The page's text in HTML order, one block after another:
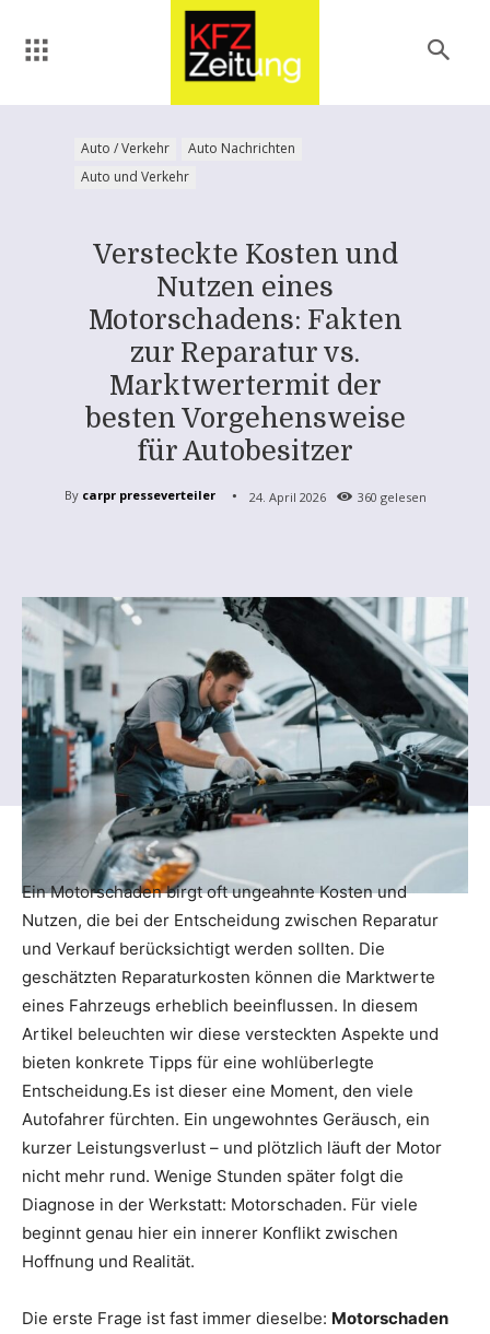
Auto / Verkehr
Auto Nachrichten
Auto und Verkehr
Versteckte Kosten und
Nutzen eines
Motorschadens: Fakten
zur Reparatur vs.
Marktwertermit der
besten Vorgehensweise
für Autobesitzer
By carpr presseverteiler 24. April 2026 360 gelesen
Ein Motorschaden birgt oft ungeahnte Kosten und
Nutzen, die bei der Entscheidung zwischen Reparatur
und Verkauf berücksichtigt werden sollten. Die
geschätzten Reparaturkosten können die Marktwerte
eines Fahrzeugs erheblich beeinflussen. In diesem
Artikel beleuchten wir diese versteckten Aspekte und
bieten konkrete Tipps für eine wohlüberlegte
Entscheidung.Es ist dieser eine Moment, den viele
Autofahrer fürchten. Ein ungewohntes Geräusch, ein
kurzer Leistungsverlust – und plötzlich läuft der Motor
nicht mehr rund. Wenige Stunden später folgt die
Diagnose in der Werkstatt: Motorschaden. Für viele
beginnt genau hier ein innerer Konflikt zwischen
Hoffnung und Realität.
Die erste Frage ist fast immer dieselbe: Motorschaden